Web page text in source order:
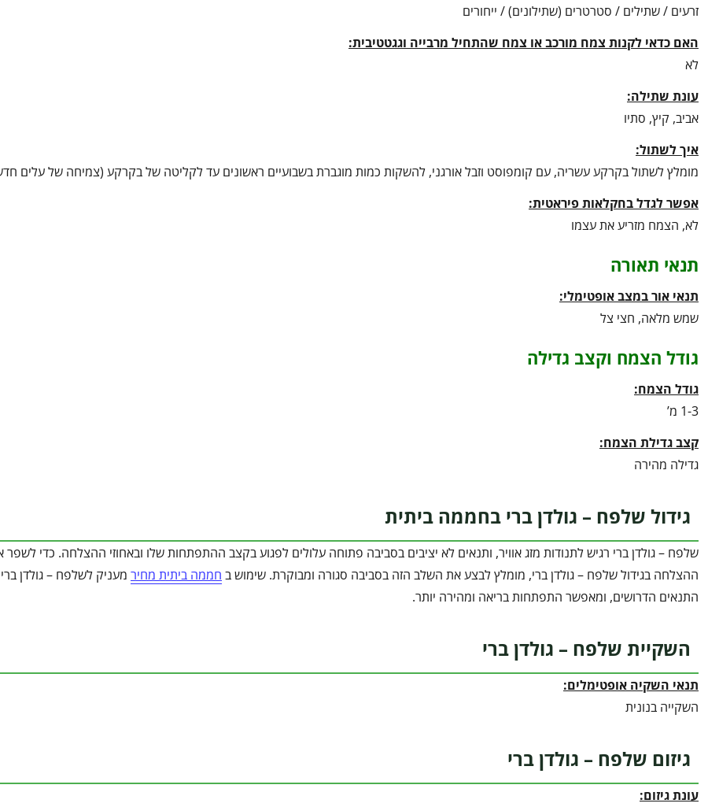
זרעים / שתילים / סטרטרים (שתילונים) / ייחורים
האם כדאי לקנות צמח מורכב או צמח שהתחיל מרבייה וגגטטיבית:
לא
עונת שתילה:
אביב, קיץ, סתיו
איך לשתול:
מומלץ לשתול בקרקע עשריה, עם קומפוסט וזבל אורגני, להשקות כמות מוגברת בשבועיים ראשונים עד לקליטה של בקרקע (צמיחה של עלים
אפשר לגדל בחקלאות פיראטית:
לא, הצמח מזריע את עצמו
תנאי תאורה
תנאי אור במצב אופטימלי:
שמש מלאה, חצי צל
גודל הצמח וקצב גדילה
גודל הצמח:
1-3 מ’
קצב גדילת הצמח:
גדילה מהירה
גידול שלפח – גולדן ברי בחממה ביתית
שלפח – גולדן ברי רגיש לתנודות מזג אוויר, ותנאים לא יציבים בסביבה פתוחה עלולים לפגוע בקצב ההתפתחות שלו ובאחוזי ההצלחה. כדי לשפר
ההצלחה בגידול שלפח – גולדן ברי, מומלץ לבצע את השלב הזה בסביבה סגורה ומבוקרת. שימוש ב חממה ביתית מחיר מעניק לשלפח – גולדן
התנאים הדרושים, ומאפשר התפתחות בריאה ומהירה יותר.
השקיית שלפח – גולדן ברי
תנאי השקיה אופטימלים:
השקייה בנונית
גיזום שלפח – גולדן ברי
עונת גיזום: